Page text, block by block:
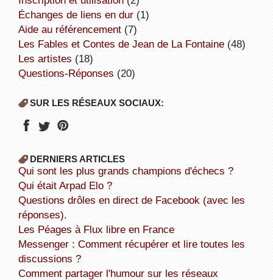
échanges de liens en dur(1)
aide au référencement(7)
Les Fables et Contes de Jean de La Fontaine(48)
Les artistes (18)
Questions-Réponses (20)
SUR LES RÉSEAUX SOCIAUX:
DERNIERS ARTICLES
Qui sont les plus grands champions d'échecs ?
Qui était Arpad Elo ?
Questions drôles en direct de Facebook (avec les
réponses).
Les Péages à Flux libre en France
Messenger : Comment récupérer et lire toutes les
discussions ?
Comment partager l'humour sur les réseaux